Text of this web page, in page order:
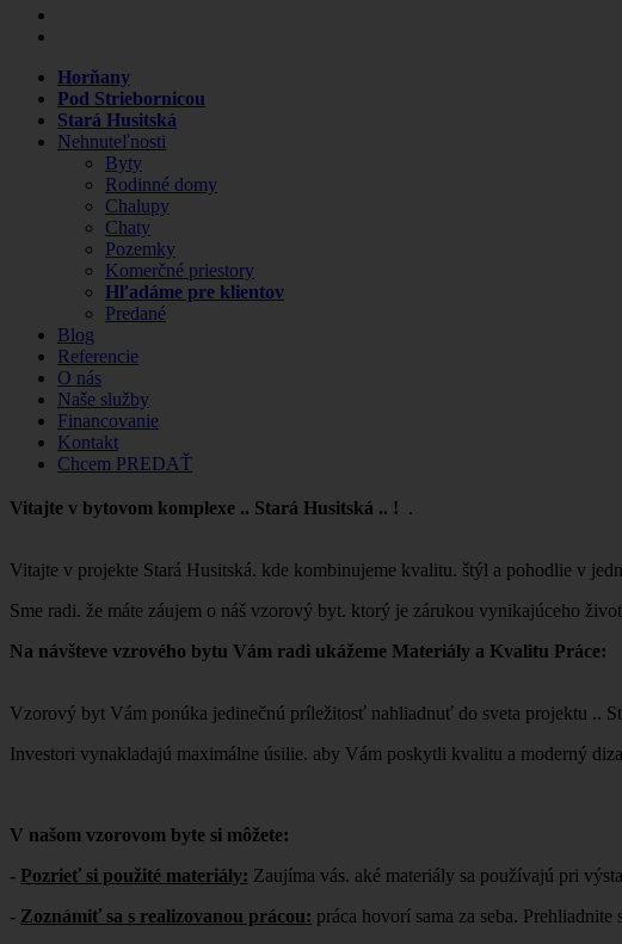
Horňany
Pod Striebornicou
Stará Husitská
Nehnuteľnosti
Byty
Rodinné domy
Chalupy
Chaty
Pozemky
Komerčné priestory
Hľadáme pre klientov
Predané
Blog
Referencie
O nás
Naše služby
Financovanie
Kontakt
Chcem PREDAŤ
Vitajte v bytovom komplexe .. Stará Husitská .. ! .
Vitajte v projekte Stará Husitská. kde kombinujeme kvalitu. štýl a pohodlie v
Sme radi. že máte záujem o náš vzorový byt. ktorý je zárukou vynikajúceho
Na návšteve vzrového bytu Vám radi ukážeme Materiály a Kvalitu Práce:
Vzorový byt Vám ponúka jedinečnú príležitosť nahliadnuť do sveta projektu ..
Investori vynakladajú maximálne úsilie. aby Vám poskytli kvalitu a moderný
V našom vzorovom byte si môžete:
- Pozrieť si použité materiály: Zaujíma vás. aké materiály sa používajú pri
- Zoznámiť sa s realizovanou prácou: práca hovorí sama za seba.